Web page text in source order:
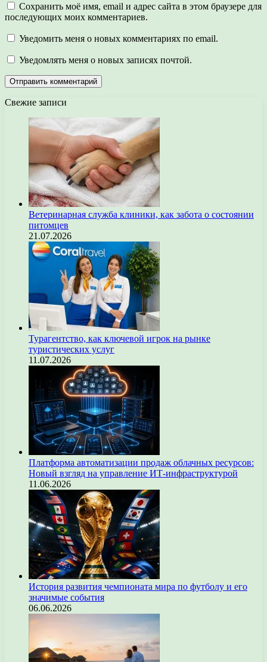
Сохранить моё имя, email и адрес сайта в этом браузере для
последующих моих комментариев.
Уведомить меня о новых комментариях по email.
Уведомлять меня о новых записях почтой.
Свежие записи
Ветеринарная служба клиники, как забота о состоянии
питомцев
21.07.2026
Турагентство, как ключевой игрок на рынке
туристических услуг
11.07.2026
Платформа автоматизации продаж облачных ресурсов:
Новый взгляд на управление ИТ-инфраструктурой
11.06.2026
История развития чемпионата мира по футболу и его
значимые события
06.06.2026